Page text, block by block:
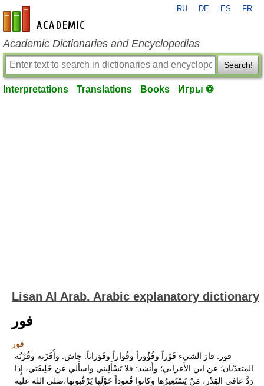
en-academic.com
RU DE ES FR
Academic Dictionaries and Encyclopedias
Search!
Interpretations Translations Books Игры ⚽
Lisan Al Arab. Arabic explanatory dictionary
فور
فور
فور: فارَ الشيء فَوْراً وفُؤُوراً وفُواراً وفَوَراناً: جاش. وأَفَرْته وفُرْتُه
المتعدّيان؛ عن ابن الأَعرابي؛ وأَنشد: فلا تَسْأَلِيني واسأَلي عن خَلِيقَتي، إِذا
رَدَّ عافي القِدْر، مَنْ يَسْتَعِيرُها وكانوا قُعوداً حَوْلَها يَرْقُبونها،صلى الله عليه